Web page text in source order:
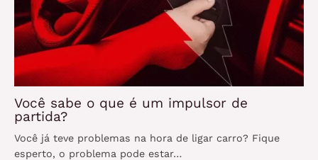
Você sabe o que é um impulsor de
partida?
Você já teve problemas na hora de ligar carro? Fique
esperto, o problema pode estar…